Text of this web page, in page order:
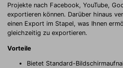
Projekte nach Facebook, YouTube,
exportieren können. Darüber hinaus
einen Export im Stapel, was Ihnen
gleichzeitig zu exportieren.
Vorteile
Bietet Standard-